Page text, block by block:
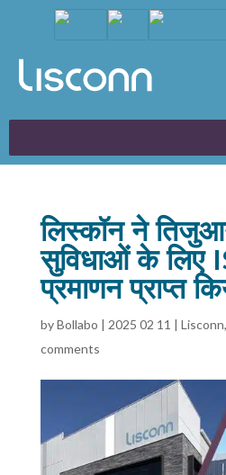
लिस्कॉन ने
सुविधाओं के लिए
प्रमाणन प्राप्त
byBollabo 2025 02 11 Lisconn,
comments